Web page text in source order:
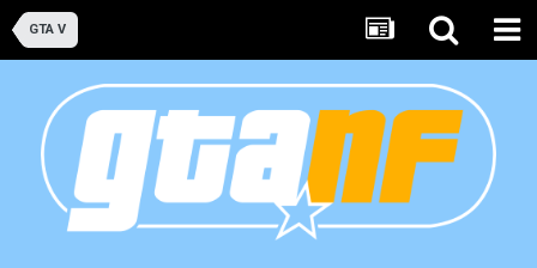
GTA V